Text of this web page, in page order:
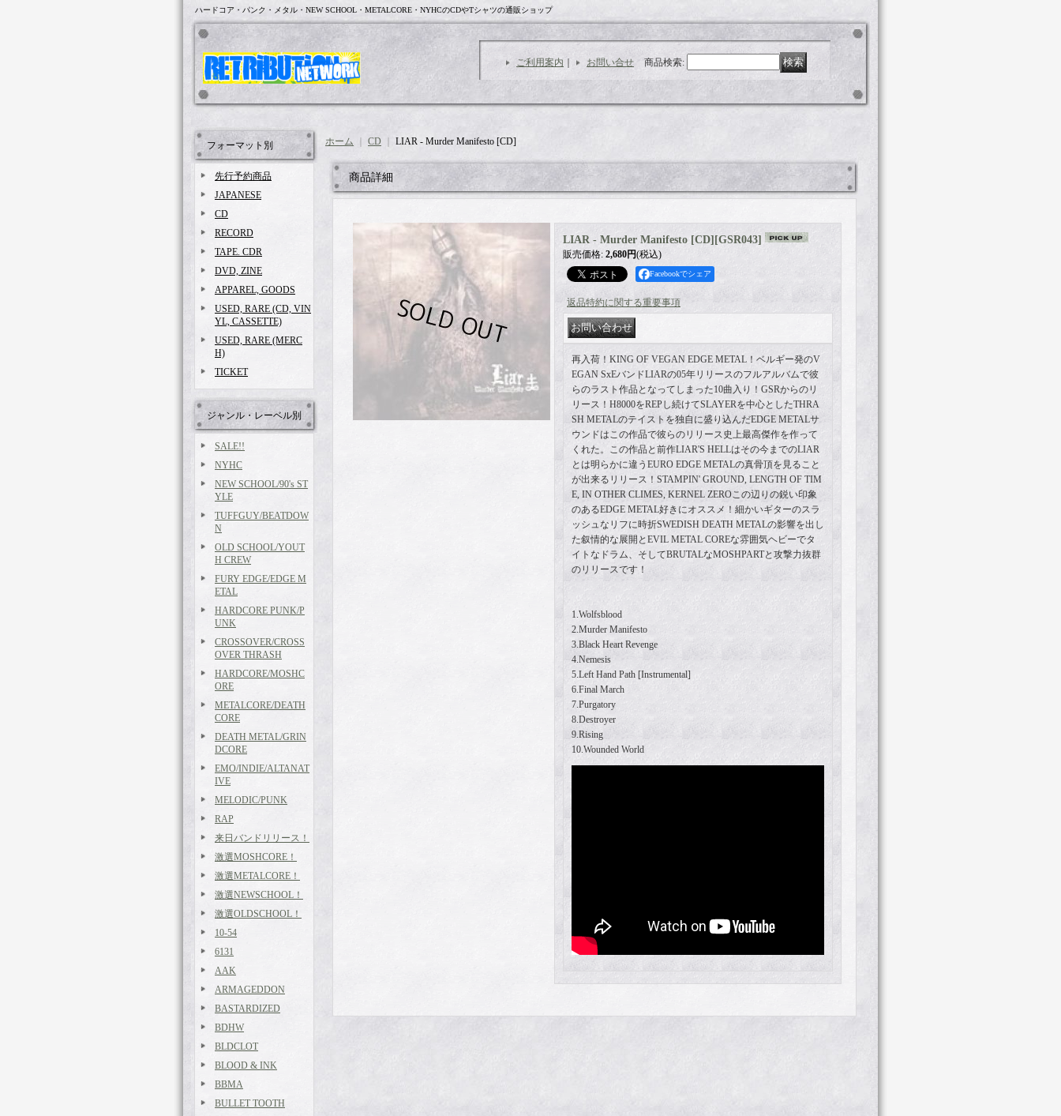
ハードコア・パンク・メタル・NEW SCHOOL・METALCORE・NYHCのCDやTシャツの通販ショップ
ご利用案内 お問い合せ 商品検索:
フォーマット別
先行予約商品
JAPANESE
CD
RECORD
TAPE. CDR
DVD, ZINE
APPAREL, GOODS
USED, RARE (CD, VIN
YL, CASSETTE)
USED, RARE (MERC
H)
TICKET
ジャンル・レーベル別
SALE!!
NYHC
NEW SCHOOL/90's ST
YLE
TUFFGUY/BEATDOW
N
OLD SCHOOL/YOUT
H CREW
FURY EDGE/EDGE M
ETAL
HARDCORE PUNK/P
UNK
CROSSOVER/CROSS
OVER THRASH
HARDCORE/MOSHC
ORE
METALCORE/DEATH
CORE
DEATH METAL/GRIN
DCORE
EMO/INDIE/ALTANAT
IVE
MELODIC/PUNK
RAP
来日バンドリリース！
激選MOSHCORE！
激選METALCORE！
激選NEWSCHOOL！
激選OLDSCHOOL！
10-54
6131
AAK
ARMAGEDDON
BASTARDIZED
BDHW
BLDCLOT
BLOOD & INK
BBMA
BULLET TOOTH
ホーム CD LIAR - Murder Manifesto [CD]
商品詳細
LIAR - Murder Manifesto [CD] [GSR043]
販売価格: 2,680円(税込)
Facebookでシェア
返品特約に関する重要事項
再入荷！KING OF VEGAN EDGE METAL！ベルギー発のV
EGAN SxEバンドLIARの05年リリースのフルアルバムで彼
らのラスト作品となってしまった10曲入り！GSRからのリ
リース！H8000をREPし続けてSLAYERを中心としたTHRA
SH METALのテイストを独自に盛り込んだEDGE METALサ
ウンドはこの作品で彼らのリリース史上最高傑作を作って
くれた。この作品と前作LIAR'S HELLはその今までのLIAR
とは明らかに違うEURO EDGE METALの真骨頂を見ること
が出来るリリース！STAMPIN' GROUND, LENGTH OF TIM
E, IN OTHER CLIMES, KERNEL ZEROこの辺りの鋭い印象
のあるEDGE METAL好きにオススメ！細かいギターのスラ
ッシュなリフに時折SWEDISH DEATH METALの影響を出し
た叙情的な展開とEVIL METAL COREな雰囲気ヘビーでタ
イトなドラム、そしてBRUTALなMOSHPARTと攻撃力抜群
のリリースです！
1.Wolfsblood
2.Murder Manifesto
3.Black Heart Revenge
4.Nemesis
5.Left Hand Path [Instrumental]
6.Final March
7.Purgatory
8.Destroyer
9.Rising
10.Wounded World